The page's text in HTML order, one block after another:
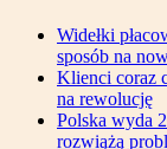
Widełki
sposób na
Klienci coraz
na rewolucję
Polska wyda
rozwiążą